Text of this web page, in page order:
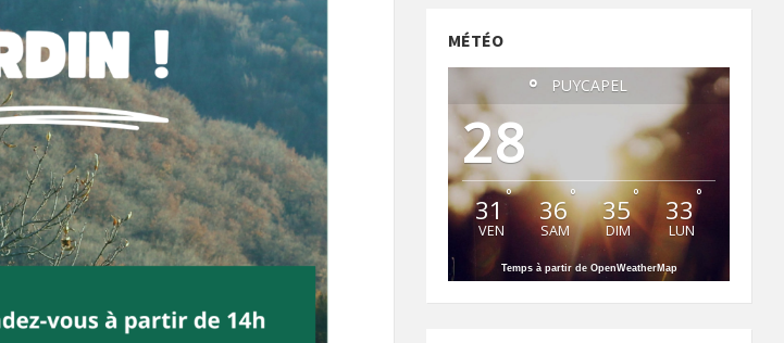
MÉTÉO
PUYCAPEL
28
°
31 °
VEN
36°
SAM
35°
DIM
33°
LUN
Temps à partir de OpenWeatherMap